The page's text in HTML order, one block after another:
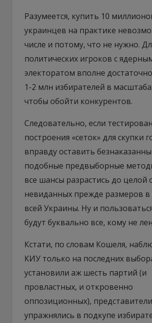
Разумеется, купить 10
украинцев на практике
числе и потому, что не нужно.
политических игроков с
электоратом вполне
1-2 млн избирателей в
чтобы обойти конкурентов.
Следовательно, если
построения «сеток» для скупки
вправду оставить
подобные предвыборные
все шансы разрастись до целой
невиданных прежде размеров в
всей Украины. Ну и
будут буквально все, кому не
Кстати, по словам Кошеля,
КИУ только на последних
установили аж шесть партий (и
провластных, и откровенно
оппозиционных),
упражнялись в подкупе